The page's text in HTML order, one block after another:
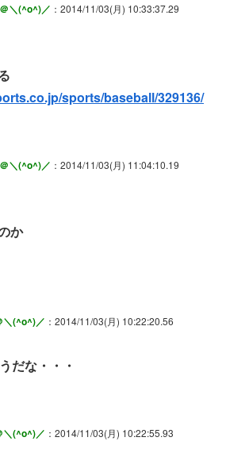
＼(^o^)／ ：2014/11/03(月) 10:33:37.29
sports/baseball/329136/
＼(^o^)／ ：2014/11/03(月) 11:04:10.19
か
＼(^o^)／ ：2014/11/03(月) 10:22:20.56
だな・・・
＼(^o^)／ ：2014/11/03(月) 10:22:55.93